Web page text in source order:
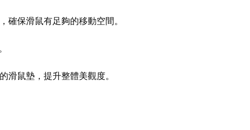
確保滑鼠有足夠的移動空間。
滑鼠墊，提升整體美觀度。